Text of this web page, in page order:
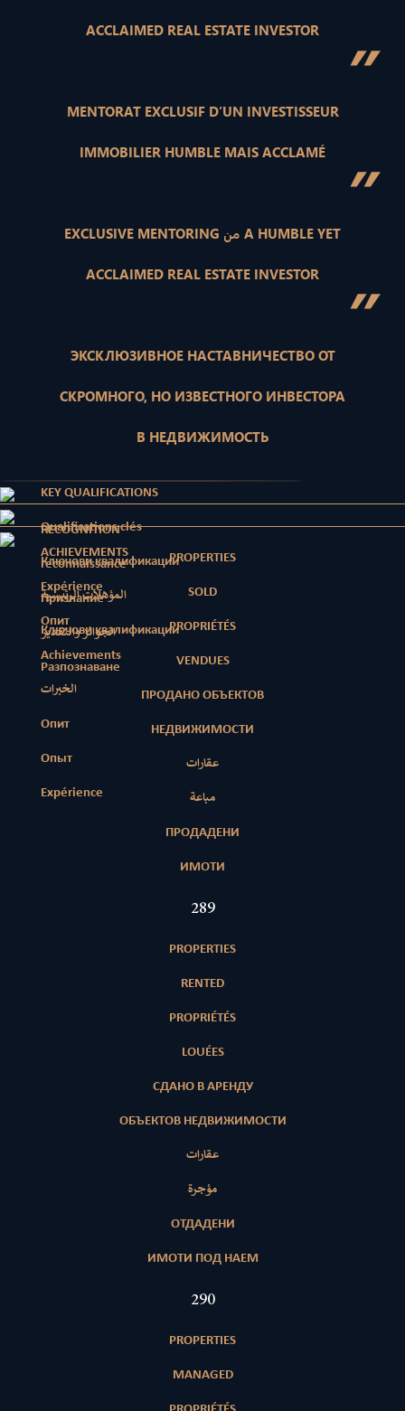
ACCLAIMED REAL ESTATE INVESTOR ”
MENTORAT EXCLUSIF D’UN INVESTISSEUR
IMMOBILIER HUMBLE MAIS ACCLAMÉ ” EXCLUSIVE MENTORING من A HUMBLE YET
ACCLAIMED REAL ESTATE INVESTOR ”
ЭКСКЛЮЗИВНОЕ НАСТАВНИЧЕСТВО ОТ
СКРОМНОГО, НО ИЗВЕСТНОГО ИНВЕСТОРА
В НЕДВИЖИМОСТЬ
KEY QUALIFICATIONS
Qualifications clés
Ключови квалификации
المؤهلات الرئيسية
Ключови квалификации
RECOGNITION
reconnaissance
Признание
الجوائز والتقدير
Разпознаване
ACHIEVEMENTS
Expérience
Опит
Achievements
الخبرات
Опит
Опыт
Expérience
PROPERTIES
SOLD
PROPRIÉTÉS
VENDUES
ПРОДАНО ОБЪЕКТОВ
НЕДВИЖИМОСТИ
عقارات
مباعة
ПРОДАДЕНИ
ИМОТИ
417
PROPERTIES
RENTED
PROPRIÉTÉS
LOUÉES
СДАНО В АРЕНДУ
ОБЪЕКТОВ НЕДВИЖИМОСТИ
عقارات
مؤجرة
ОТДАДЕНИ
ИМОТИ ПОД НАЕМ
418
PROPERTIES
MANAGED